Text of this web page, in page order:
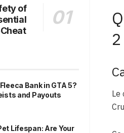
Le
of
Bank in GTA 5?
and Payouts
Lifespan: Are Your